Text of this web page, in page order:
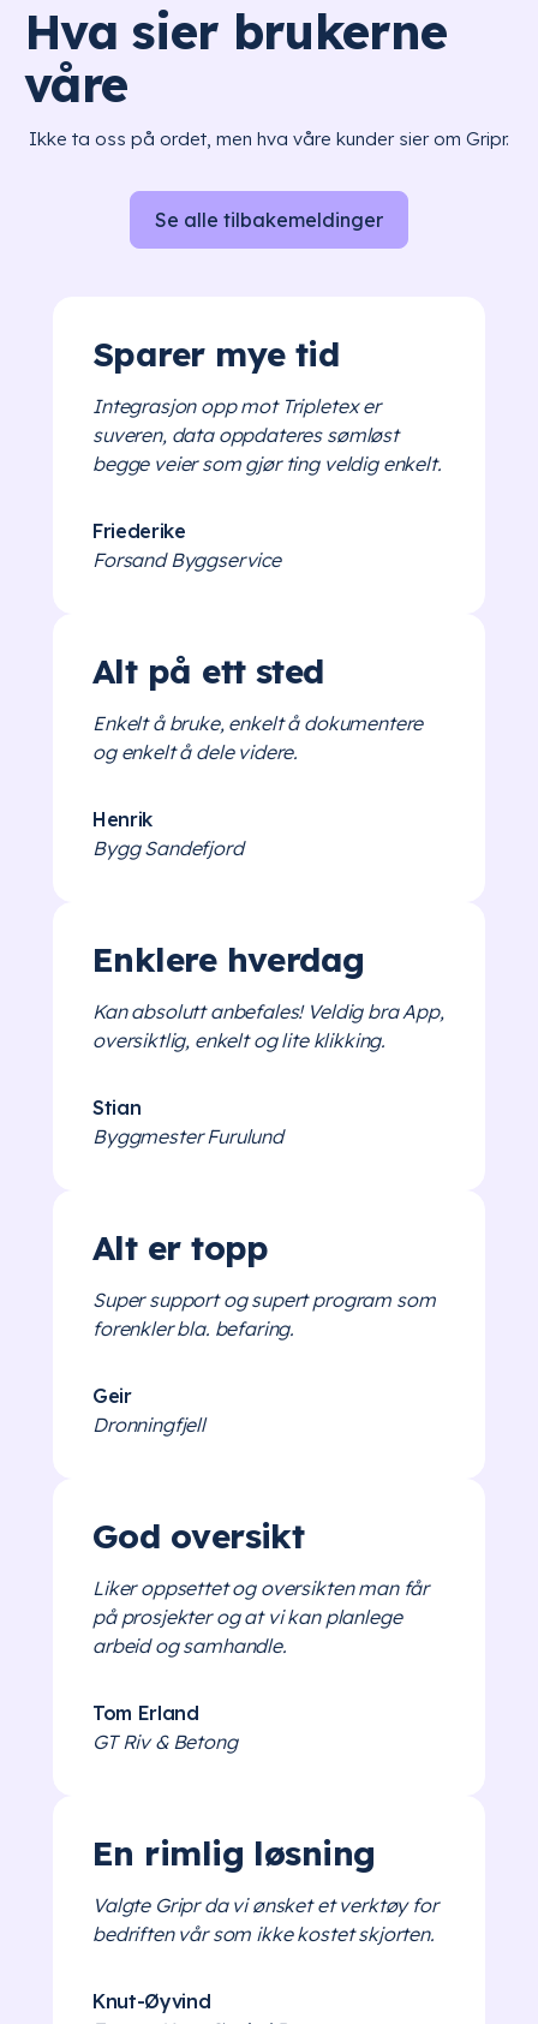
Hva sier brukerne
våre
Ikke ta oss på ordet, men hva våre kunder sier om Gripr.
Se alle tilbakemeldinger
Sparer mye tid
Integrasjon opp mot Tripletex er
suveren, data oppdateres sømløst
begge veier som gjør ting veldig enkelt.
Friederike
Forsand Byggservice
Alt på ett sted
Enkelt å bruke, enkelt å dokumentere
og enkelt å dele videre.
Henrik
Bygg Sandefjord
Enklere hverdag
Kan absolutt anbefales! Veldig bra App,
oversiktlig, enkelt og lite klikking.
Stian
Byggmester Furulund
Alt er topp
Super support og supert program som
forenkler bla. befaring.
Geir
Dronningfjell
God oversikt
Liker oppsettet og oversikten man får
på prosjekter og at vi kan planlege
arbeid og samhandle.
Tom Erland
GT Riv & Betong
En rimlig løsning
Valgte Gripr da vi ønsket et verktøy for
bedriften vår som ikke kostet skjorten.
Knut-Øyvind